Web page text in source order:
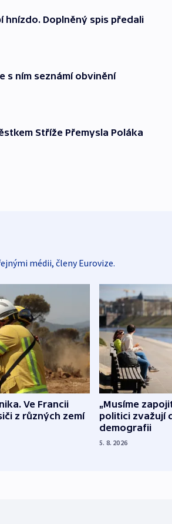
hnízdo. Doplněný spis předali
s ním seznámí obvinění
Stříže Přemysla Poláka
médii, členy Eurovize.
Ve Francii
z různých zemí
„Musíme
politici zvažují
demografii
5. 8. 2026